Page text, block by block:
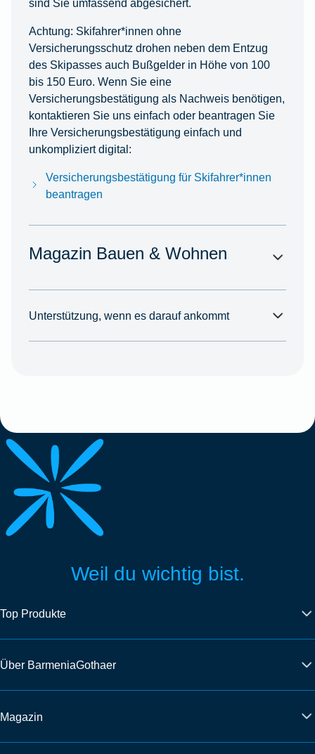
Achtung: Skifahrer*innen ohne
Versicherungsschutz drohen neben dem Entzug
des Skipasses auch Bußgelder in Höhe von 100
bis 150 Euro. Wenn Sie eine
Versicherungsbestätigung als Nachweis benötigen,
kontaktieren Sie uns einfach oder beantragen Sie
Ihre Versicherungsbestätigung einfach und
unkompliziert digital:
Versicherungsbestätigung für Skifahrer*innen
beantragen
Magazin Bauen & Wohnen
Unterstützung, wenn es darauf ankommt
Weil du wichtig bist.
Top Produkte
Über BarmeniaGothaer
Magazin